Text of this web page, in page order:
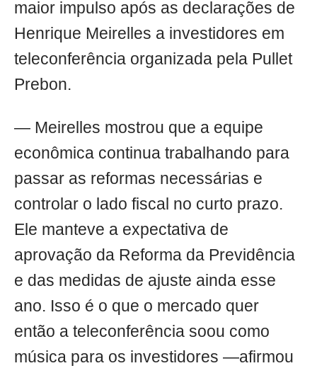
maior impulso após as declarações de
Henrique Meirelles a investidores em
teleconferência organizada pela Pullet
Prebon.
— Meirelles mostrou que a equipe
econômica continua trabalhando para
passar as reformas necessárias e
controlar o lado fiscal no curto prazo.
Ele manteve a expectativa de
aprovação da Reforma da Previdência
e das medidas de ajuste ainda esse
ano. Isso é o que o mercado quer
então a teleconferência soou como
música para os investidores —afirmou